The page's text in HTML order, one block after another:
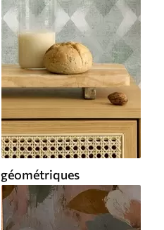
géométriques